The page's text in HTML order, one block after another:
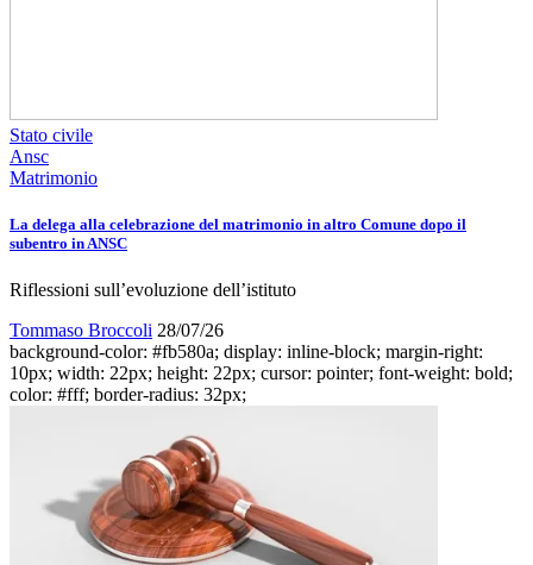
Stato civile
Ansc
Matrimonio
La delega alla celebrazione del matrimonio in altro Comune dopo il
subentro in ANSC
Riflessioni sull’evoluzione dell’istituto
Tommaso Broccoli 28/07/26
background-color: #fb580a; display: inline-block; margin-right:
10px; width: 22px; height: 22px; cursor: pointer; font-weight: bold;
color: #fff; border-radius: 32px;